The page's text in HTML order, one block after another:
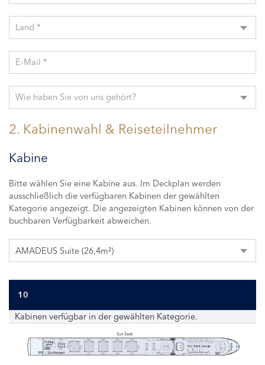
Land *
E-Mail *
Wie haben Sie von uns gehört?
2. Kabinenwahl & Reiseteilnehmer
Kabine
Bitte wählen Sie eine Kabine aus. Im Deckplan werden
ausschließlich die verfügbaren Kabinen der gewählten
Kategorie angezeigt. Die angezeigten Kabinen können von der
buchbaren Verfügbarkeit abweichen.
AMADEUS Suite (26,4m²)
10
Kabinen verfügbar in der gewählten Kategorie.